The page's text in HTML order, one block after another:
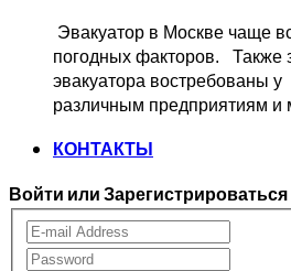
Эвакуатор в Москве чаще
погодных факторов.   Также
эвакуатора востребованы у
различным предприятиям и
КОНТАКТЫ
Войти или Зарегистрироваться